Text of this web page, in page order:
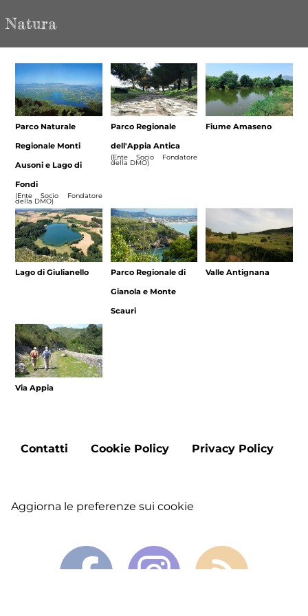
Natura
Parco Naturale
Regionale Monti
Ausoni e Lago di
Fondi
(Ente Socio Fondatore
della DMO)
Parco Regionale
dell'Appia Antica
(Ente Socio Fondatore
della DMO)
Fiume Amaseno
Lago di Giulianello
Parco Regionale di
Gianola e Monte
Scauri
Valle Antignana
Via Appia
Footer
Contatti Cookie Policy Privacy Policy
Aggiorna le preferenze sui cookie